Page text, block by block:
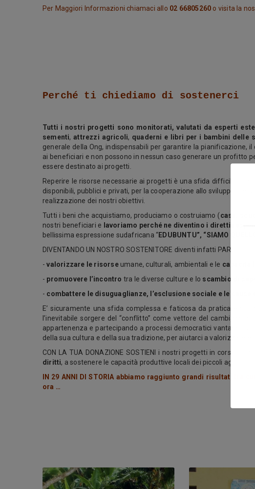
Per Maggiori Informazioni chiamaci allo 02 66805260 o visita la
Perché ti chiediamo di sostenerci
Tutti i nostri progetti sono monitorati, valutati da esperti
sementi,attrezzi agricoli, quaderni e libri per i bambini delle
generale della Ong, indispensabili per garantire la pianificazione,
ai beneficiari e non possono in nessun caso generare un profitto
essere destinato ai progetti.
Reperire le risorse necessarie ai progetti è una sfida difficile,
disponibili, pubblici e privati, per la cooperazione allo sviluppo.
realizzazione dei nostri obiettivi.
Tutti i beni che acquistiamo, produciamo o costruiamo (case,
nostri beneficiari e lavoriamo perché ne diventino i diretti
bellissima espressione sudafricana “EDUBUNTU”, “SIAMO
DIVENTANDO UN NOSTRO SOSTENITORE diventi infatti PARTE
-valorizzare le risorseumane, culturali, ambientali e le capacità
- promuovere l’incontro tra le diverse culture e lo scambio di
- combattere le disuguaglianze, l’esclusione sociale e le cause
E’ sicuramente una sfida complessa e faticosa da praticare
l’inevitabile sorgere del “conflitto” come vettore del
appartenenza e partecipando a processi democratici vantaggiosi
della sua cultura e della sua tradizione, per aiutarci a valorizzare e
CON LA TUA DONAZIONE SOSTIENI i nostri progetti in corso,
diritti, a sostenere le capacità produttive locali dei piccoli
IN 29 ANNI DI STORIA abbiamo raggiunto grandi risultati tra
ora …
Pigmei della Bouenza - REPU...